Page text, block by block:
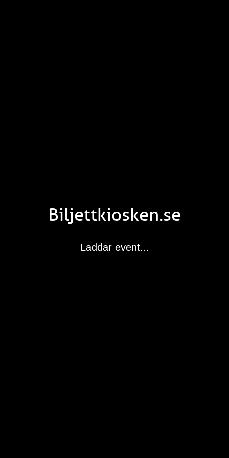
Biljettkiosken.se
Laddar event...